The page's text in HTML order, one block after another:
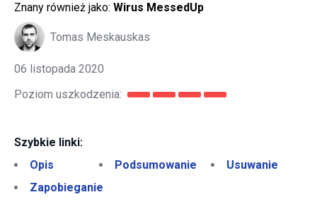
Znany również jako: Wirus MessedUp
Tomas Meskauskas
06 listopada 2020
Poziom uszkodzenia:
Szybkie linki:
Opis
Podsumowanie
Usuwanie
Zapobieganie